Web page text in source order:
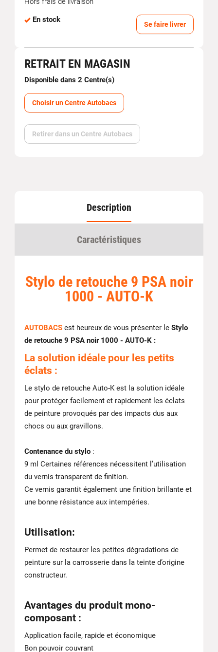
En stock
Se faire livrer
RETRAIT EN MAGASIN
Disponible dans 2 Centre(s)
Choisir un Centre Autobacs
Retirer dans un Centre Autobacs
Description
Caractéristiques
Stylo de retouche 9 PSA noir
1000 - AUTO-K
AUTOBACS est heureux de vous présenter le Stylo
de retouche 9 PSA noir 1000 - AUTO-K :
La solution idéale pour les petits
éclats :
Le stylo de retouche Auto-K est la solution idéale
pour protéger facilement et rapidement les éclats
de peinture provoqués par des impacts dus aux
chocs ou aux gravillons.
Contenance du stylo :
9 ml Certaines références nécessitent l’utilisation
du vernis transparent de finition.
Ce vernis garantit également une finition brillante et
une bonne résistance aux intempéries.
Utilisation:
Permet de restaurer les petites dégradations de
peinture sur la carrosserie dans la teinte d’origine
constructeur.
Avantages du produit mono-
composant :
Application facile, rapide et économique
Bon pouvoir couvrant